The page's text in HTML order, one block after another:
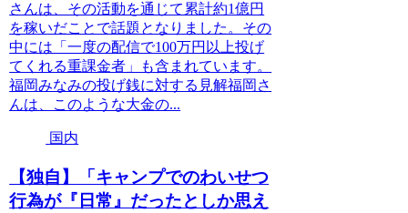
さんは、その活動を通じて累計約1億円
を稼いだことで話題となりました。その
中には「一度の配信で100万円以上投げ
てくれる重課金者」も含まれています。
福岡みなみの投げ銭に対する見解福岡さ
んは、このような大金の...
国内
【独自】「キャンプでのわいせつ
行為が『日常』だったとしか思え